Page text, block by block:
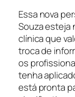
Essa nova
Souza esteja
clínica que
troca de
os
tenha
está pronta